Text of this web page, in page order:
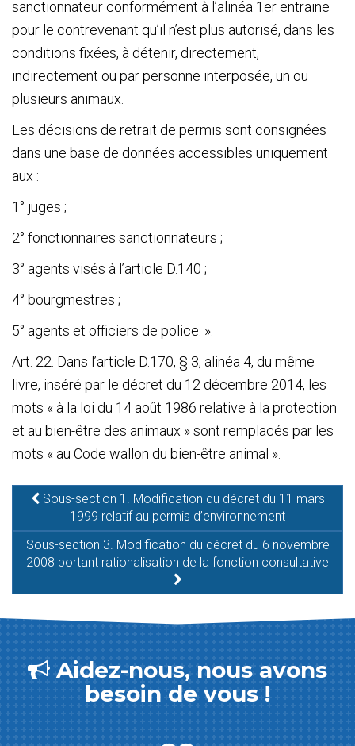
sanctionnateur conformément à l’alinéa 1 er entraine
pour le contrevenant qu’il n’est plus autorisé, dans les
conditions fixées, à détenir, directement,
indirectement ou par personne interposée, un ou
plusieurs animaux.
Les décisions de retrait de permis sont consignées
dans une base de données accessibles uniquement
aux :
1° juges ;
2° fonctionnaires sanctionnateurs ;
3° agents visés à l’article D.140 ;
4° bourgmestres ;
5° agents et officiers de police. ».
Art. 22. Dans l’article D.170, § 3, alinéa 4, du même
livre, inséré par le décret du 12 décembre 2014, les
mots « à la loi du 14 août 1986 relative à la protection
et au bien-être des animaux » sont remplacés par les
mots « au Code wallon du bien-être animal ».
Sous-section 1. Modification du décret du 11 mars
1999 relatif au permis d’environnement
Sous-section 3. Modification du décret du 6 novembre
2008 portant rationalisation de la fonction consultative
Aidez-nous, nous avons
besoin de vous !